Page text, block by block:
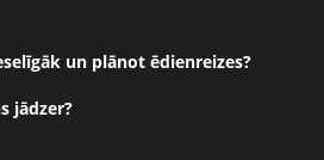
un plānot ēdienreizes?
jādzer?